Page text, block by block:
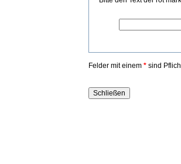
Felder mit einem * sind